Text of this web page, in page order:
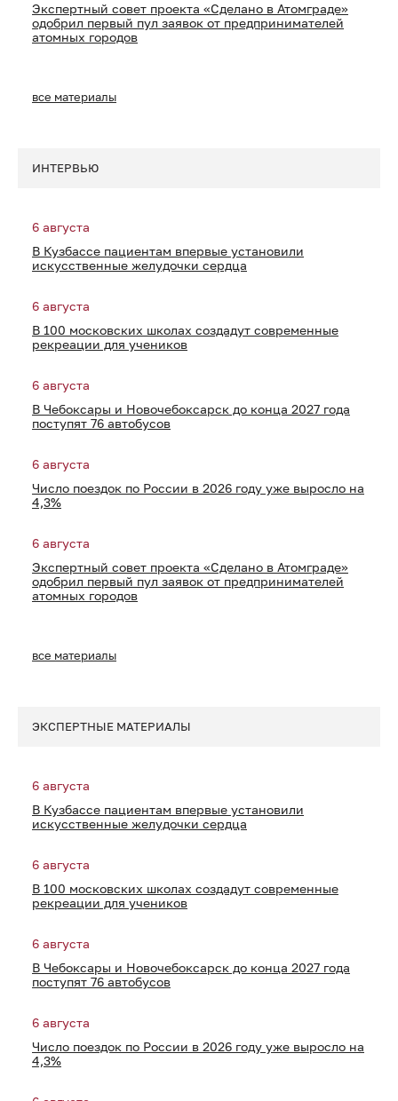
Экспертный совет проекта «Сделано в Атомграде»
одобрил первый пул заявок от предпринимателей
атомных городов
все материалы
ИНТЕРВЬЮ
6 августа
В Кузбассе пациентам впервые установили
искусственные желудочки сердца
6 августа
В 100 московских школах создадут современные
рекреации для учеников
6 августа
В Чебоксары и Новочебоксарск до конца 2027 года
поступят 76 автобусов
6 августа
Число поездок по России в 2026 году уже выросло на
4,3%
6 августа
Экспертный совет проекта «Сделано в Атомграде»
одобрил первый пул заявок от предпринимателей
атомных городов
все материалы
ЭКСПЕРТНЫЕ МАТЕРИАЛЫ
6 августа
В Кузбассе пациентам впервые установили
искусственные желудочки сердца
6 августа
В 100 московских школах создадут современные
рекреации для учеников
6 августа
В Чебоксары и Новочебоксарск до конца 2027 года
поступят 76 автобусов
6 августа
Число поездок по России в 2026 году уже выросло на
4,3%